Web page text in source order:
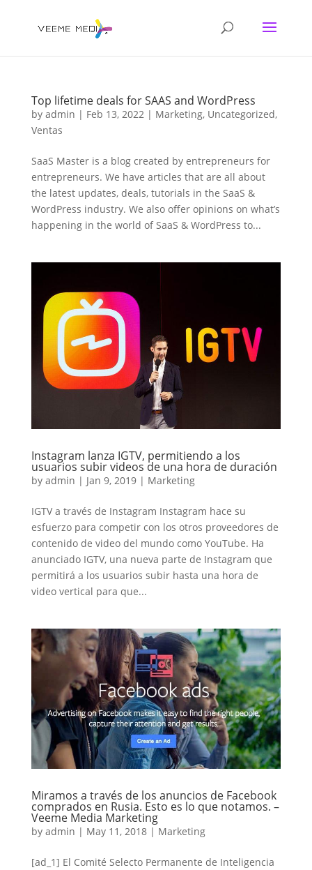
Top lifetime deals for SAAS and WordPress
by admin | Feb 13, 2022| Marketing, Uncategorized,
Ventas
SaaS Master is a blog created by entrepreneurs for
entrepreneurs. We have articles that are all about
the latest updates, deals, tutorials in the SaaS &
WordPress industry. We also offer opinions on what’s
happening in the world of SaaS & WordPress to...
Instagram lanza IGTV, permitiendo a los
usuarios subir videos de una hora de duración
by admin | Jan 9, 2019| Marketing
IGTV a través de Instagram Instagram hace su
esfuerzo para competir con los otros proveedores de
contenido de video del mundo como YouTube. Ha
anunciado IGTV, una nueva parte de Instagram que
permitirá a los usuarios subir hasta una hora de
video vertical para que...
Miramos a través de los anuncios de Facebook
comprados en Rusia. Esto es lo que notamos. –
Veeme Media Marketing
by admin | May 11, 2018| Marketing
[ad_1] El Comité Selecto Permanente de Inteligencia